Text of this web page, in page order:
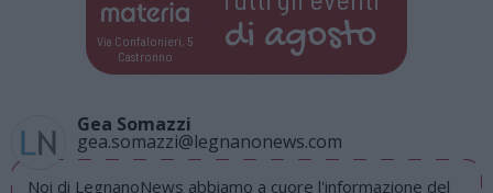
Via Confalonieri, 5
Castronno
di agosto
Gea Somazzi
gea.somazzi@legnanonews.com
Noi di LegnanoNews abbiamo a cuore l'informazione del